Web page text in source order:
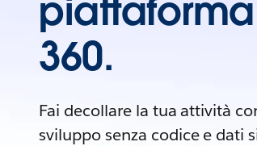
360.
Fai decollare la tua attività
sviluppo senza codice e dati